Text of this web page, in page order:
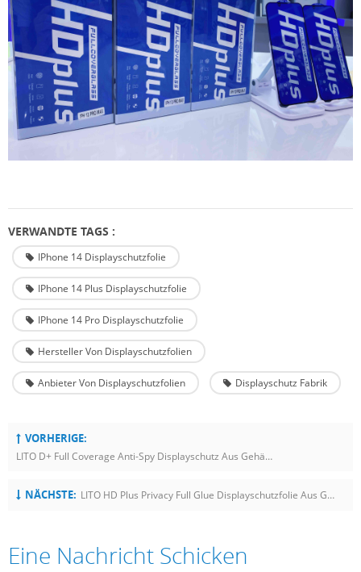
VERWANDTE TAGS :
IPhone 14 Displayschutzfolie
IPhone 14 Plus Displayschutzfolie
IPhone 14 Pro Displayschutzfolie
Hersteller Von Displayschutzfolien
Anbieter Von Displayschutzfolien Displayschutz Fabrik
VORHERIGE:
LITO D+ Full Coverage Anti-Spy Displayschutz Aus Gehärtetem Glas Für Apple IPhone 14 Pro Max
NÄCHSTE: LITO HD Plus Privacy Full Glue Displayschutzfolie Aus Gehärtetem Glas Für IPhone 14
Eine Nachricht Schicken